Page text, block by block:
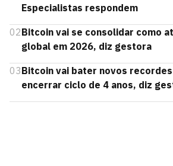
Especialistas respondem
02Bitcoin vai se consolidar como
global em 2026, diz gestora
03Bitcoin vai bater novos
encerrar ciclo de 4 anos, diz